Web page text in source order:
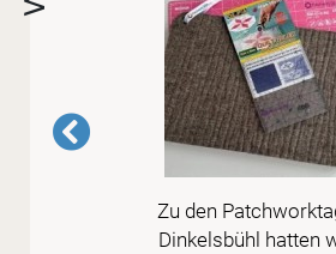
Zu den
Dinkelsbühl hatten